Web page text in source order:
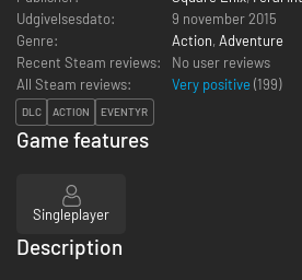
Udgivelsesdato:
9 november 2015
Genre:
Action, Adventure
Recent Steam reviews:
No user reviews
All Steam reviews:
Very positive (199)
DLC ACTION EVENTYR
Game features
Singleplayer
Description